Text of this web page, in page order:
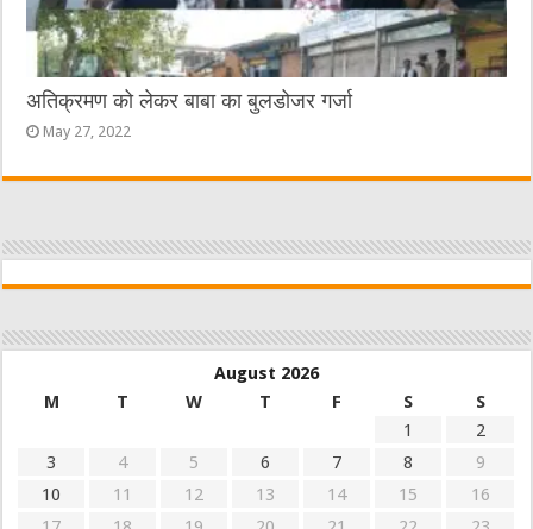
अतिक्रमण को लेकर बाबा का बुलडोजर गर्जा
May 27, 2022
August 2026
M
T W T F S
S
1
2
3
4 5 6 7 8
9
10
11 12 13 14 15
16